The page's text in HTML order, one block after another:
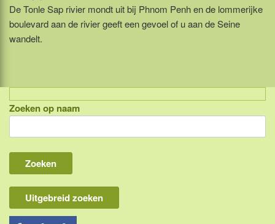
De Tonle Sap rivier mondt uit bij Phnom Penh en de lommerijke
boulevard aan de rivier geeft een gevoel of u aan de Seine
wandelt.
Indonesië, eilandcombinaties
Bali
Lombok
Flores & Komodo
Overige Sunda eilanden
Zoeken op naam
Uitgebreid zoeken